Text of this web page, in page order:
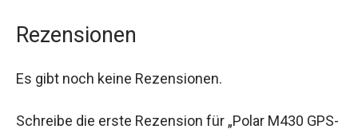
Rezensionen
Es gibt noch keine Rezensionen.
Schreibe die erste Rezension für „Polar M430 GPS-